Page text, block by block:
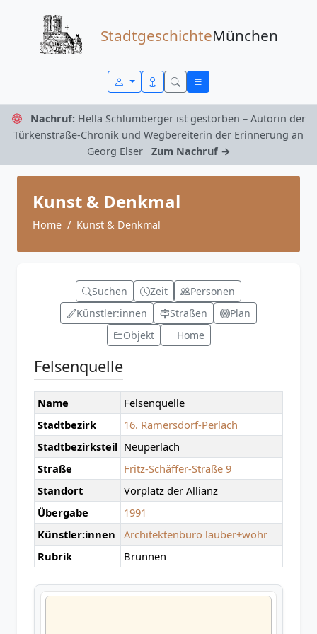
StadtgeschichteMünchen
Nachruf: Hella Schlumberger ist gestorben – Autorin der
Türkenstraße-Chronik und Wegbereiterin der Erinnerung an
Georg Elser
Zum Nachruf →
Kunst & Denkmal
Home Kunst & Denkmal
Suchen Zeit
Personen
Künstler:innen
Straßen
Plan
Objekt
Home
Felsenquelle
Name
Felsenquelle
Stadtbezirk
16. Ramersdorf-Perlach
Stadtbezirksteil Neuperlach
Straße
Fritz-Schäffer-Straße 9
Standort
Vorplatz der Allianz
Übergabe
1991
Künstler:innen
Architektenbüro lauber+wöhr
Rubrik
Brunnen